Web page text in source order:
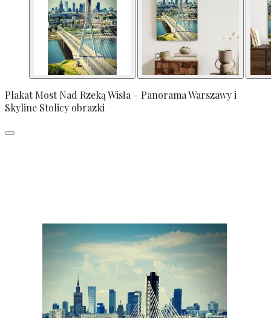
Plakat Most Nad Rzeką Wisła – Panorama Warszawy i
Skyline Stolicy obrazki